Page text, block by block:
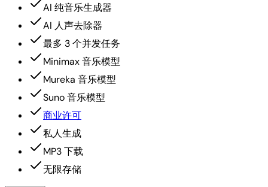
AI 纯音乐生成器
AI 人声去除器
最多 3 个并发任务
Minimax 音乐模型
Mureka 音乐模型
Suno 音乐模型
商业许可
私人生成
MP3 下载
无限存储